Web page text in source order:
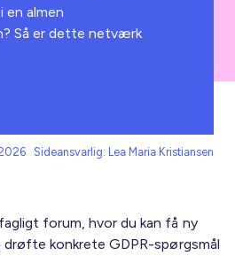
en almen
Så er dette netværk
Sideansvarlig: Lea Maria Kristiansen
forum, hvor du kan få ny
drøfte konkrete GDPR-spørgsmål